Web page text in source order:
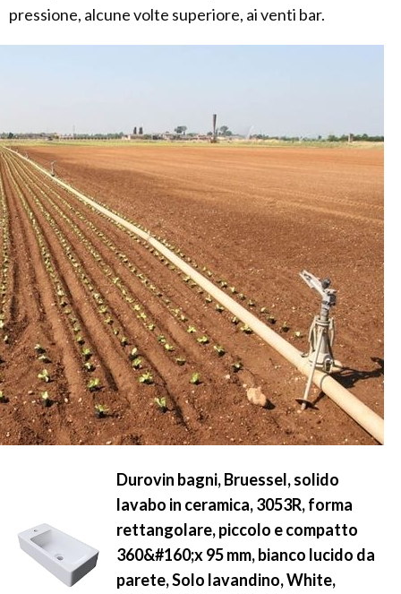
pressione, alcune volte superiore, ai venti bar.
Durovin bagni, Bruessel, solido
lavabo in ceramica, 3053R, forma
rettangolare, piccolo e compatto
360&#160;x 95 mm, bianco lucido da
parete, Solo lavandino, White,